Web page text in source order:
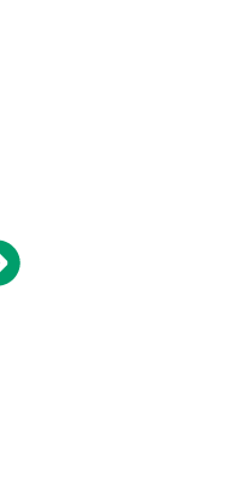
湖西線/堅田駅 徒歩6分